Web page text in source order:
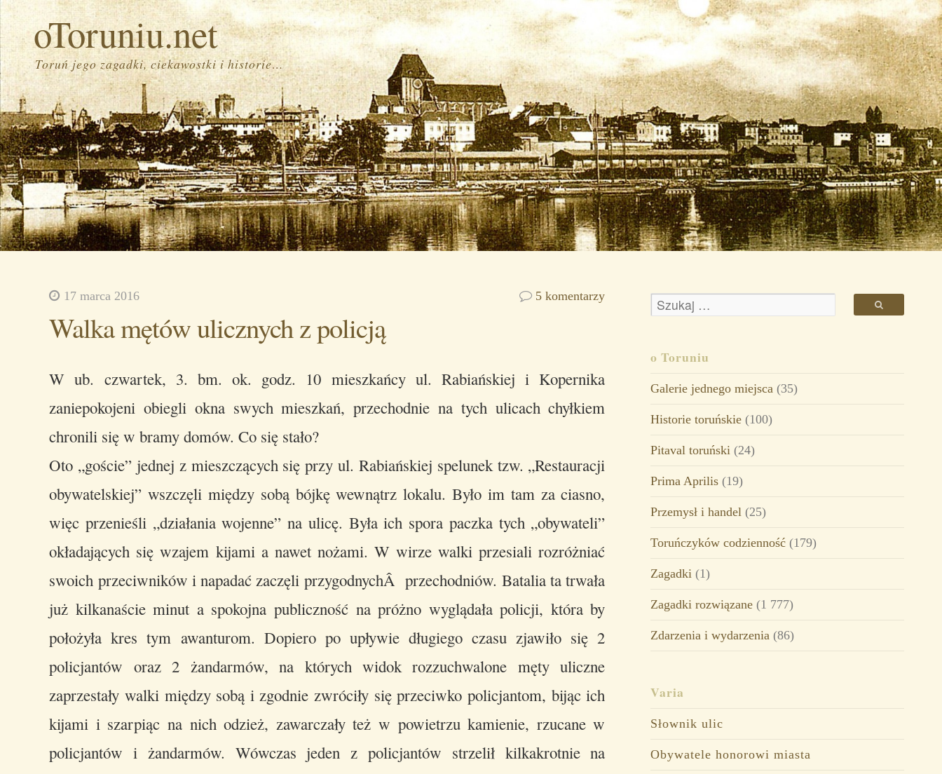
oToruniu.net
Toruń jego zagadki, ciekawostki i historie…
17 marca 2016 5 komentarzy
Walka mętów ulicznych z policją
W ub. czwartek, 3. bm. ok. godz. 10 mieszkańcy ul. Rabiańskiej i Kopernika
zaniepokojeni obiegli okna swych mieszkań, przechodnie na tych ulicach chyłkiem
chronili się w bramy domów. Co się stało?
Oto „goście” jednej z mieszczących się przy ul. Rabiańskiej spelunek tzw. „Restauracji
obywatelskiej” wszczęli między sobą bójkę wewnątrz lokalu. Było im tam za ciasno,
więc przenieśli „działania wojenne” na ulicę. Była ich spora paczka tych „obywateli”
okładających się wzajem kijami a nawet nożami. W wirze walki przesiali rozróżniać
swoich przeciwników i napadać zaczęli przygodnychÂ przechodniów. Batalia ta trwała
już kilkanaście minut a spokojna publiczność na próżno wyglądała policji, która by
położyła kres tym awanturom. Dopiero po upływie długiego czasu zjawiło się 2
policjantów oraz 2 żandarmów, na których widok rozzuchwalone męty uliczne
zaprzestały walki między sobą i zgodnie zwróciły się przeciwko policjantom, bijąc ich
kijami i szarpiąc na nich odzież, zawarczały też w powietrzu kamienie, rzucane w
policjantów i żandarmów. Wówczas jeden z policjantów strzelił kilkakrotnie na
o Toruniu
Galerie jednego miejsca(35)
Historie toruńskie(100)
Pitaval toruński(24)
Prima Aprilis(19)
Przemysł i handel(25)
Toruńczyków codzienność(179)
Zagadki(1)
Zagadki rozwiązane(1 777)
Zdarzenia i wydarzenia(86)
Varia
Słownik ulic
Obywatele honorowi miasta